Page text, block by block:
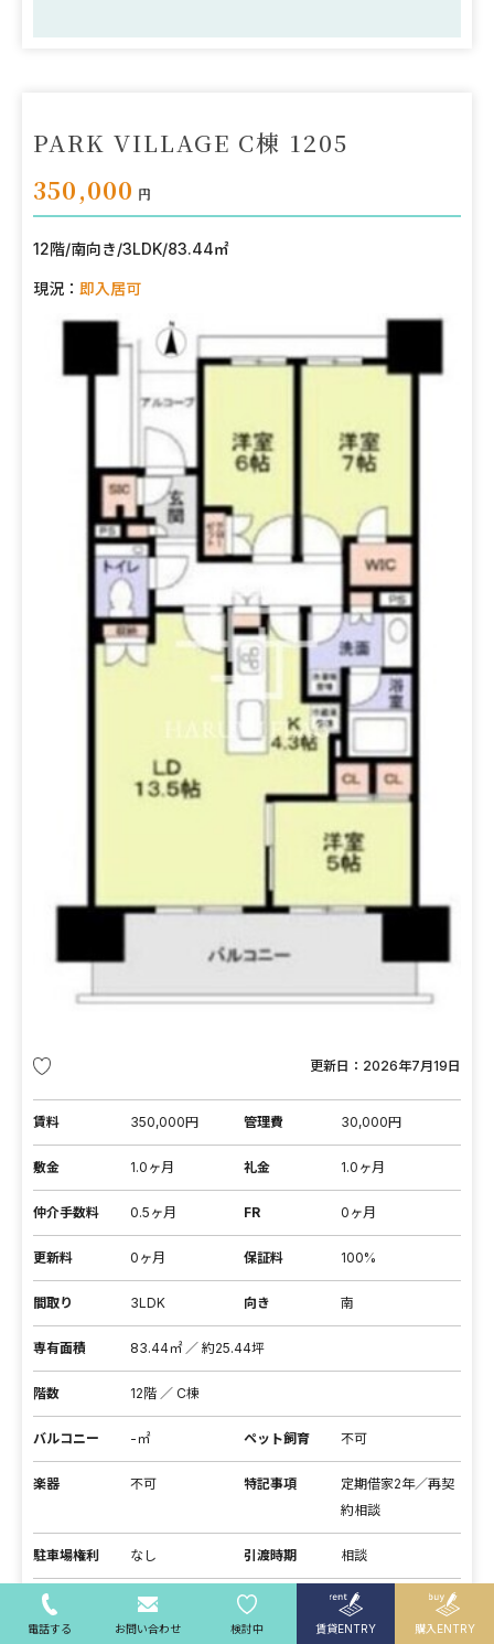
PARK VILLAGE C棟 1205
350,000 円
12階/南向き/3LDK/83.44㎡
現況： 即入居可
更新日： 2026年7月19日
賃料 350,000円 管理費 30,000円
敷金 1.0ヶ月 礼金 1.0ヶ月
仲介手数料 0.5ヶ月 FR 0ヶ月
更新料 0ヶ月 保証料 100%
間取り 3LDK 向き 南
専有面積 83.44㎡ ／ 約25.44坪
階数 12階 ／ C棟
バルコニー -㎡ ペット飼育 不可
楽器 不可 特記事項
定期借家2年／再契
約相談
駐車場権利 なし 引渡時期 相談
取引形態 媒介 問い合わせ番号 10-1205
電話する お問い合わせ 検討中 賃貸ENTRY 購入ENTRY